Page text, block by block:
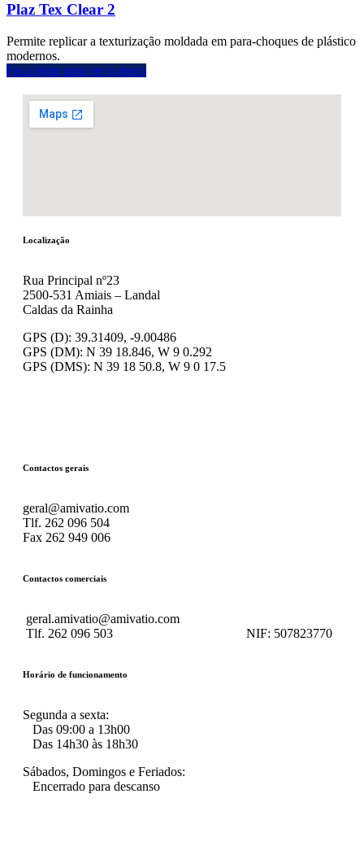
Plaz Tex Clear 2
Permite replicar a texturização moldada em para-choques de plástico
modernos.
Faça login para ver o preço
Localização
Rua Principal nº23
2500-531 Amiais – Landal
Caldas da Rainha
GPS (D): 39.31409, -9.00486
GPS (DM): N 39 18.846, W 9 0.292
GPS (DMS): N 39 18 50.8, W 9 0 17.5
Contactos gerais
geral@amivatio.com
Tlf. 262 096 504
Fax 262 949 006
Contactos comerciais
geral.amivatio@amivatio.com
Tlf. 262 096 503 NIF: 507823770
Horário de funcionamento
Segunda a sexta:
Das 09:00 a 13h00
Das 14h30 às 18h30
Sábados, Domingos e Feriados:
Encerrado para descanso